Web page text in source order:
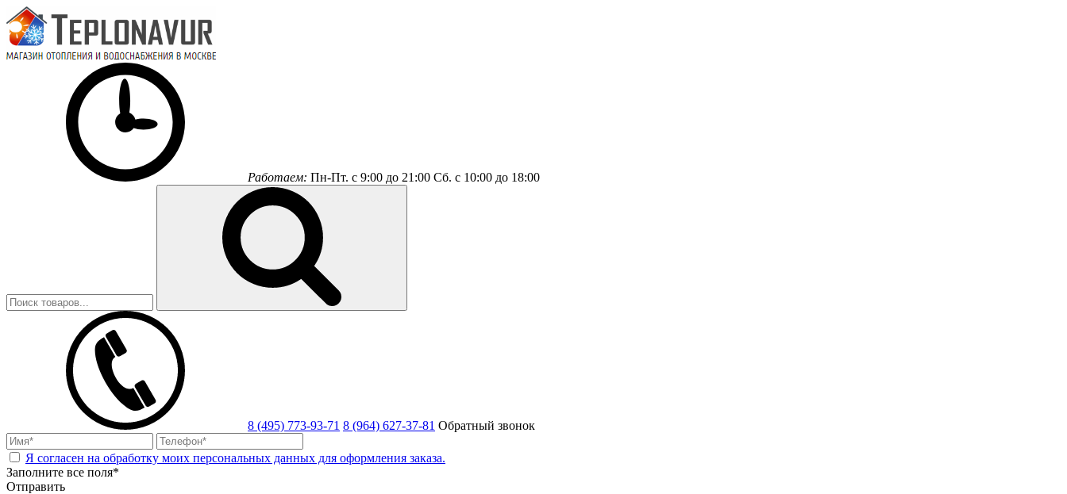
Работаем: Пн-Пт. с 9:00 до 21:00 Сб. с 10:00 до 18:00
8 (495) 773-93-71 8 (964) 627-37-81 Обратный звонок
Я согласен на обработку моих персональных данных для оформления заказа.
Заполните все поля*
Отправить